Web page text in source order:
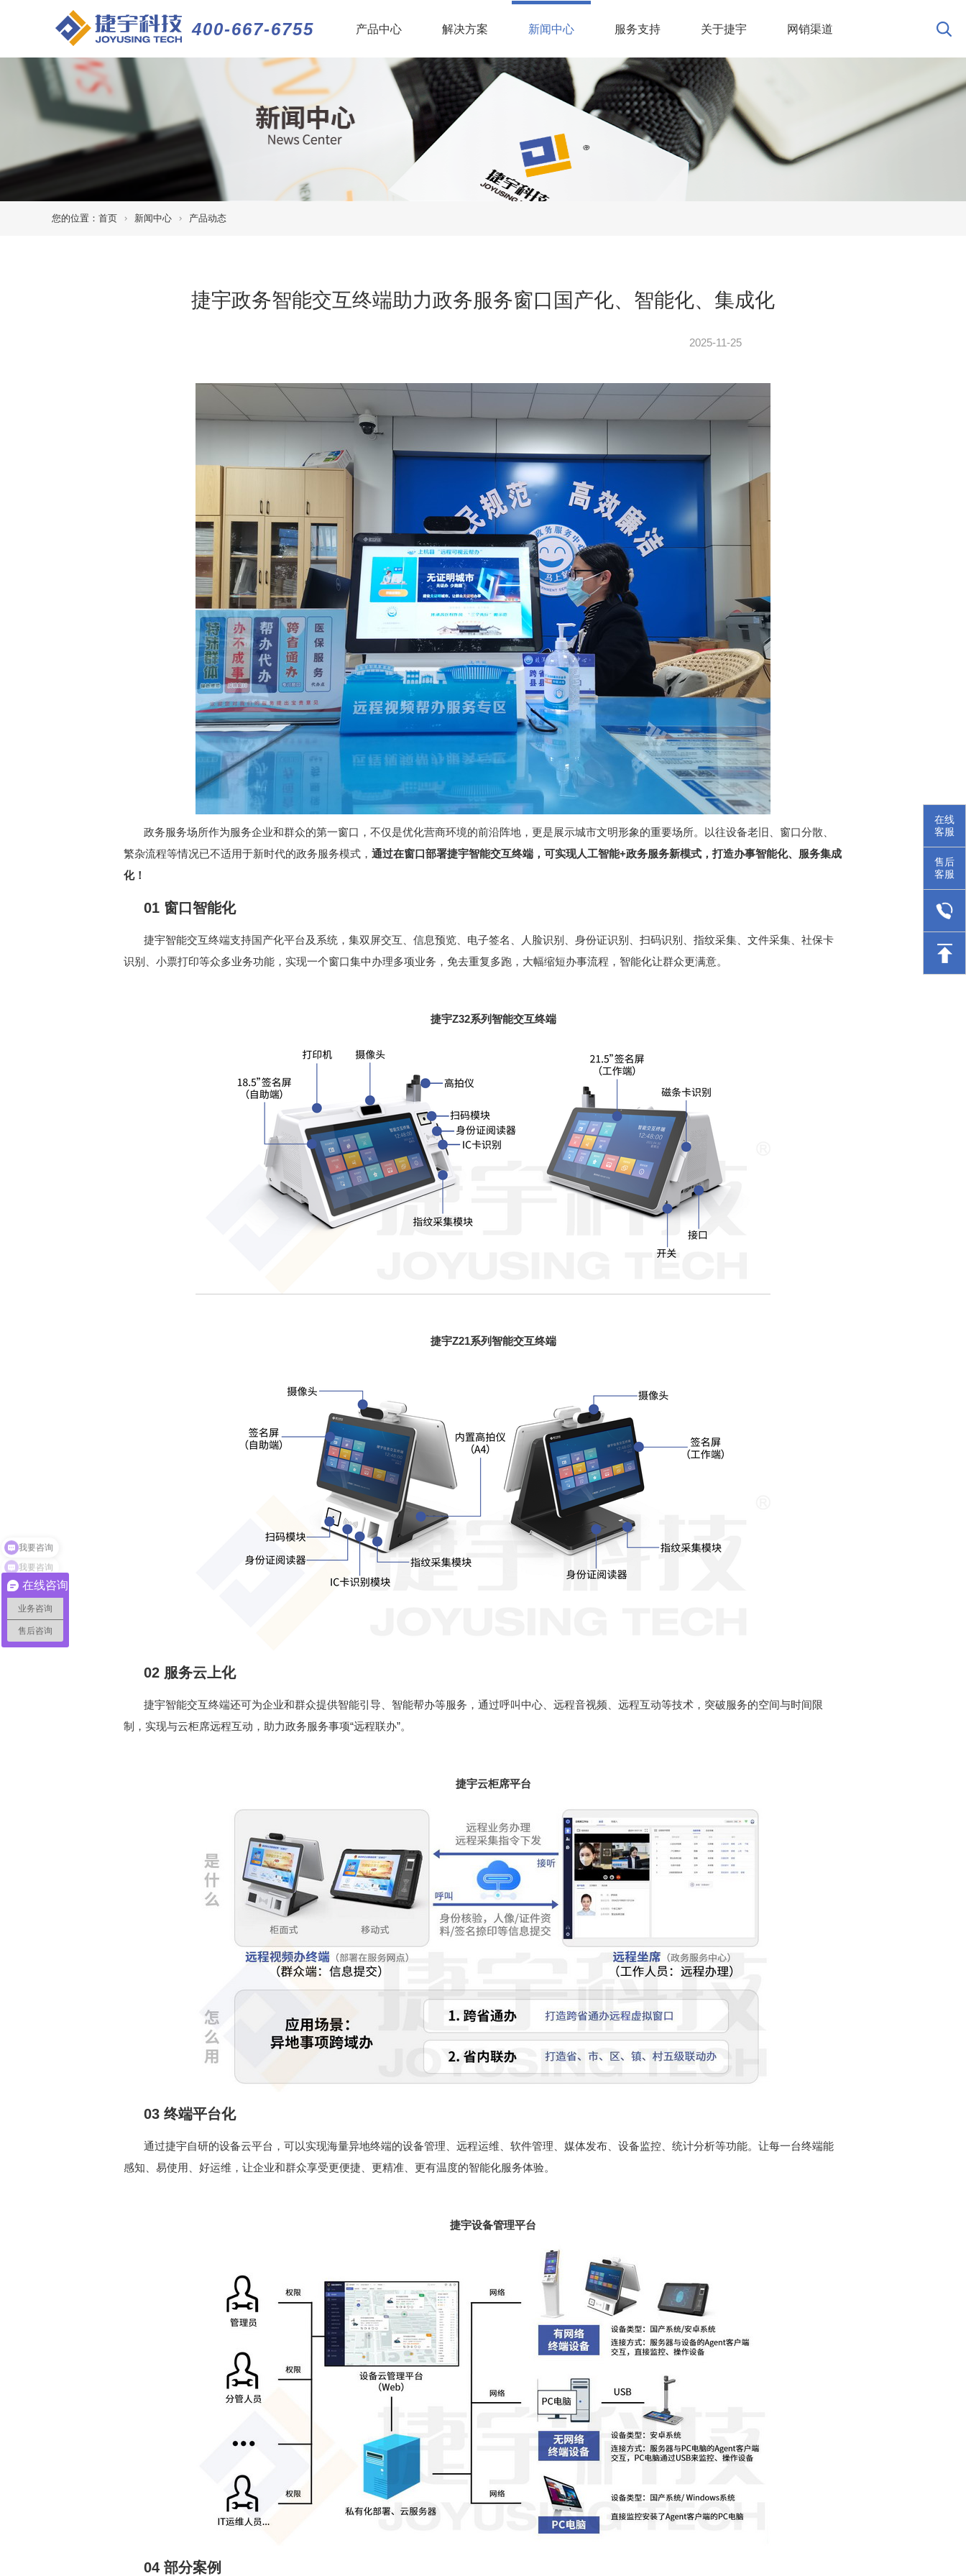
400-667-6755 产品中心 解决方案 新闻中心(current) 服务支持 关于捷宇 网销渠道
您的位置： 首页 新闻中心 产品动态
捷宇政务智能交互终端助力政务服务窗口国产化、智能化、集成化
2025-11-25
政务服务场所作为服务企业和群众的第一窗口，不仅是优化营商环境的前沿阵地，更是展示城市文明形象的重要场所。以往设备老旧、窗口分散、
繁杂流程等情况已不适用于新时代的政务服务模式， 通过在窗口部署捷宇智能交互终端，可实现人工智能+政务服务新模式，打造办事智能化、服务集成
化！
01 窗口智能化
捷宇智能交互终端支持国产化平台及系统，集双屏交互、信息预览、电子签名、人脸识别、身份证识别、扫码识别、指纹采集、文件采集、社保卡
识别、小票打印等众多业务功能，实现一个窗口集中办理多项业务，免去重复多跑，大幅缩短办事流程，智能化让群众更满意。
捷宇Z32系列智能交互终端
捷宇Z21系列智能交互终端
02 服务云上化
捷宇智能交互终端还可为企业和群众提供智能引导、智能帮办等服务，通过呼叫中心、远程音视频、远程互动等技术，突破服务的空间与时间限
制，实现与云柜席远程互动，助力政务服务事项“远程联办”。
捷宇云柜席平台
03 终端平台化
通过捷宇自研的设备云平台，可以实现海量异地终端的设备管理、远程运维、软件管理、媒体发布、设备监控、统计分析等功能。让每一台终端能
感知、易使用、好运维，让企业和群众享受更便捷、更精准、更有温度的智能化服务体验。
捷宇设备管理平台
04 部分案例
在线
客服
售后
客服
在线咨询
业务咨询
售后咨询